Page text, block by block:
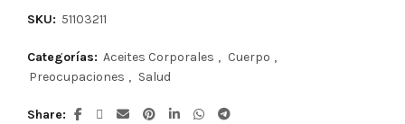
SKU: 51103211
Categorías: Aceites Corporales , Cuerpo ,
Preocupaciones , Salud
Share